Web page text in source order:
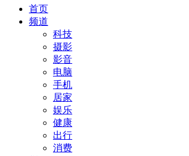
首页
频道
科技
摄影
影音
电脑
手机
居家
娱乐
健康
出行
消费